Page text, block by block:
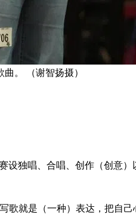
。 （谢智扬摄）
独唱、合唱、创作（创意
就是（一种）表达，把自